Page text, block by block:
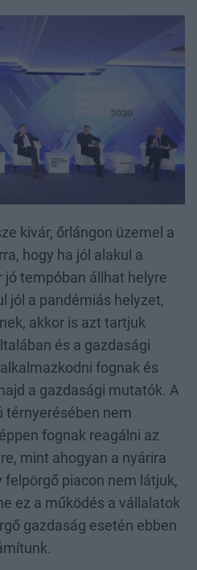
kivár, őrlángon üzemel a
hogy ha jól alakul a
tempóban állhat helyre
jól a pandémiás helyzet,
akkor is azt tartjuk
és a gazdasági
fognak és
a gazdasági mutatók. A
térnyerésében nem
fognak reagálni az
mint ahogyan a nyárira
piacon nem látjuk,
ez a működés a vállalatok
gazdaság esetén ebben